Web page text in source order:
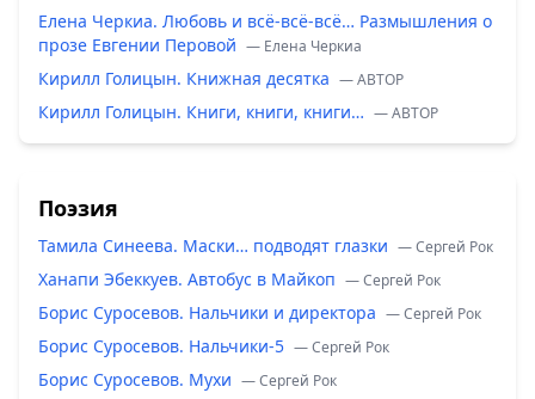
Елена Черкиа. Любовь и всё-всё-всё… Размышления о
прозе Евгении Перовой — Елена Черкиа
Кирилл Голицын. Книжная десятка — ABTOP
Кирилл Голицын. Книги, книги, книги… — ABTOP
Поэзия
Тамила Синеева. Маски… подводят глазки — Сергей Рок
Ханапи Эбеккуев. Автобус в Майкоп — Сергей Рок
Борис Суросевов. Нальчики и директора — Сергей Рок
Борис Суросевов. Нальчики-5 — Сергей Рок
Борис Суросевов. Мухи — Сергей Рок